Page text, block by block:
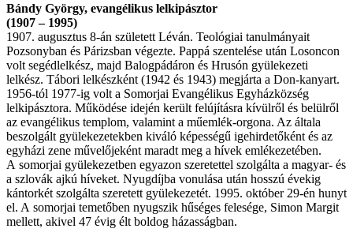
Bándy György, evangélikus lelkipásztor
(1907 – 1995)
1907. augusztus 8-án született Léván. Teológiai tanulmányait
Pozsonyban és Párizsban végezte. Pappá szentelése után Losoncon
volt segédlelkész, majd Balogpádáron és Hrusón gyülekezeti
lelkész. Tábori lelkészként (1942 és 1943) megjárta a Don-kanyart.
1956-tól 1977-ig volt a Somorjai Evangélikus Egyházközség
lelkipásztora. Működése idején került felújításra kívülről és belülről
az evangélikus templom, valamint a műemlék-orgona. Az általa
beszolgált gyülekezetekben kiváló képességű igehirdetőként és az
egyházi zene művelőjeként maradt meg a hívek emlékezetében.
A somorjai gyülekezetben egyazon szeretettel szolgálta a magyar- és
a szlovák ajkú híveket. Nyugdíjba vonulása után hosszú évekig
kántorkét szolgálta szeretett gyülekezetét. 1995. október 29-én hunyt
el. A somorjai temetőben nyugszik hűséges felesége, Simon Margit
mellett, akivel 47 évig élt boldog házasságban.